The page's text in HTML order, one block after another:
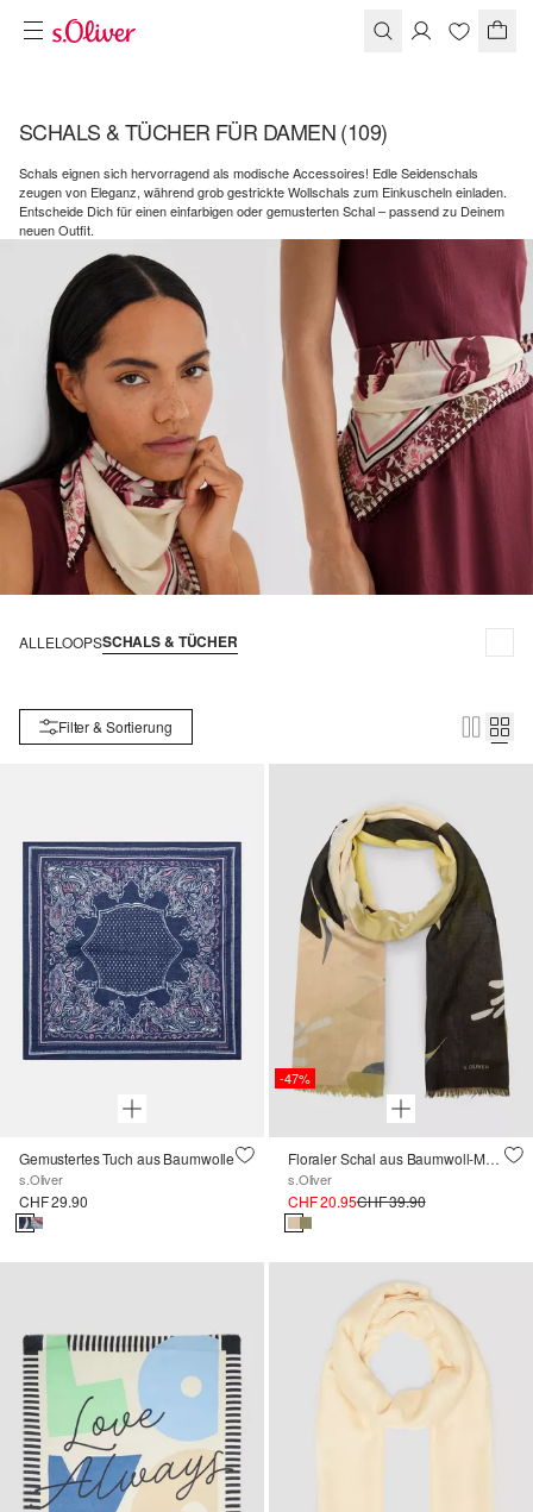
SCHALS & TÜCHER FÜR DAMEN(109)
Schals eignen sich hervorragend als modische Accessoires! Edle Seidenschals
zeugen von Eleganz, während grob gestrickte Wollschals zum Einkuscheln einladen.
Entscheide Dich für einen einfarbigen oder gemusterten Schal – passend zu Deinem
neuen Outfit.
ALLELOOPSSCHALS & TÜCHER
Filter & Sortierung
Gemustertes Tuch aus Baumwolle
s.Oliver
CHF 29.90
-47%
Floraler Schal aus Baumwoll-Modal-Mix
s.Oliver
CHF 20.95CHF 39.90